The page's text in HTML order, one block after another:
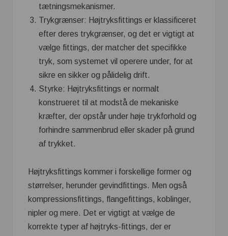
tætningsmekanismer.
Trykgrænser: Højtryksfittings er klassificeret
efter deres trykgrænser, og det er vigtigt at
vælge fittings, der matcher det specifikke
tryk, som systemet vil operere under, for at
sikre en sikker og pålidelig drift.
Styrke: Højtryksfittings er normalt
konstrueret til at modstå de mekaniske
kræfter, der opstår under høje trykforhold og
forhindre sammenbrud eller skader på grund
af trykket.
Højtryksfittings kommer i forskellige former og
størrelser, herunder gevindfittings. Men også
kompressionsfittings, flangefittings, koblinger,
nipler og mere. Det er vigtigt at vælge de
korrekte typer af højtryks-fittings, der er